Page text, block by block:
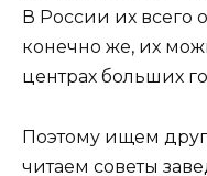
В России их всего
конечно же, их
центрах больших
Поэтому ищем
читаем советы